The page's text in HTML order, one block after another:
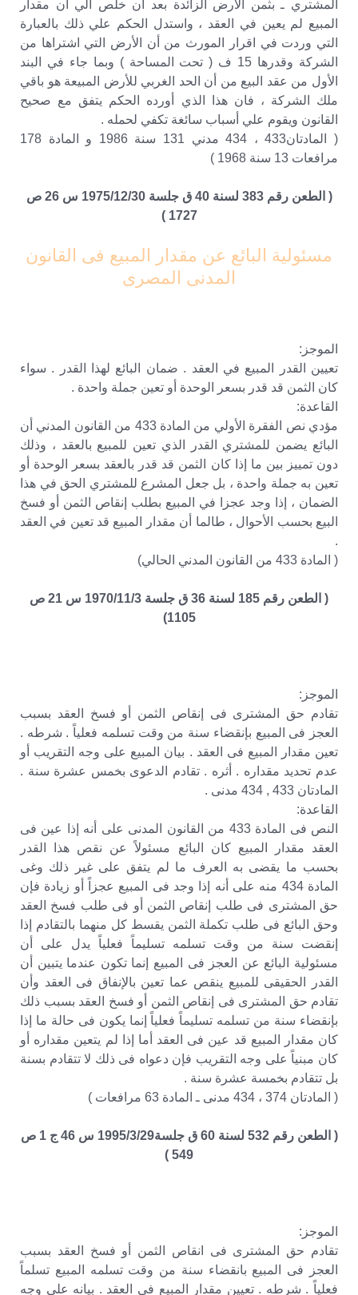
المشتري ـ بثمن الأرض الزائدة بعد أن خلص الي أن مقدار
المبيع لم يعين في العقد ، واستدل الحكم علي ذلك بالعبارة
التي وردت في اقرار المورث من أن الأرض التي اشتراها من
الشركة وقدرها 15 ف ( تحت المساحة ) وبما جاء في البند
الأول من عقد البيع من أن الحد الغربي للأرض المبيعة هو باقي
ملك الشركة ، فان هذا الذي أورده الحكم يتفق مع صحيح
القانون ويقوم علي أسباب سائغة تكفي لحمله .
( المادتان433 ، 434 مدني 131 سنة 1986 و المادة 178
مرافعات 13 سنة 1968 )
( الطعن رقم 383 لسنة 40 ق جلسة 1975/12/30 س 26 ص
1727 )
مسئولية البائع عن مقدار المبيع فى القانون
المدنى المصرى
الموجز:
تعيين القدر المبيع في العقد . ضمان البائع لهذا القدر . سواء
كان الثمن قد قدر بسعر الوحدة أو تعين جملة واحدة .
القاعدة:
مؤدي نص الفقرة الأولي من المادة 433 من القانون المدني أن
البائع يضمن للمشتري القدر الذي تعين للمبيع بالعقد ، وذلك
دون تمييز بين ما إذا كان الثمن قد قدر بالعقد بسعر الوحدة أو
تعين به جملة واحدة ، بل جعل المشرع للمشتري الحق في هذا
الضمان ، إذا وجد عجزا في المبيع بطلب إنقاص الثمن أو فسخ
البيع بحسب الأحوال ، طالما أن مقدار المبيع قد تعين في العقد
.
( المادة 433 من القانون المدني الحالي)
( الطعن رقم 185 لسنة 36 ق جلسة 1970/11/3 س 21 ص
1105)
الموجز:
تقادم حق المشترى فى إنقاص الثمن أو فسخ العقد بسبب
العجز فى المبيع بإنقضاء سنة من وقت تسلمه فعلياً . شرطه .
تعين مقدار المبيع فى العقد . بيان المبيع على وجه التقريب أو
عدم تحديد مقداره . أثره . تقادم الدعوى بخمس عشرة سنة .
المادتان 433 , 434 مدنى .
القاعدة:
النص فى المادة 433 من القانون المدنى على أنه إذا عين فى
العقد مقدار المبيع كان البائع مسئولاً عن نقص هذا القدر
بحسب ما يقضى به العرف ما لم يتفق على غير ذلك وغى
المادة 434 منه على أنه إذا وجد فى المبيع عجزاً أو زيادة فإن
حق المشترى فى طلب إنقاص الثمن أو فى طلب فسخ العقد
وحق البائع فى طلب تكملة الثمن يقسط كل منهما بالتقادم إذا
إنقضت سنة من وقت تسلمه تسليماً فعلياً يدل على أن
مسئولية البائع عن العجز فى المبيع إنما تكون عندما يتبين أن
القدر الحقيقى للمبيع ينقص عما تعين بالإنفاق فى العقد وأن
تقادم حق المشترى فى إنقاص الثمن أو فسخ العقد بسبب ذلك
بإنقضاء سنة من تسلمه تسليماً فعلياً إنما يكون فى حالة ما إذا
كان مقدار المبيع قد عين فى العقد أما إذا لم يتعين مقداره أو
كان مبنياً على وجه التقريب فإن دعواه فى ذلك لا تتقادم بسنة
بل تتقادم بخمسة عشرة سنة .
( المادتان 374 ، 434 مدنى ـ المادة 63 مرافعات )
( الطعن رقم 532 لسنة 60 ق جلسة1995/3/29 س 46 ج 1 ص
549 )
الموجز:
تقادم حق المشترى فى انقاص الثمن أو فسخ العقد بسبب
العجز فى المبيع بانقضاء سنة من وقت تسلمه المبيع تسلماً
فعلياً . شرطه . تعيين مقدار المبيع فى العقد . بيانه على وجه